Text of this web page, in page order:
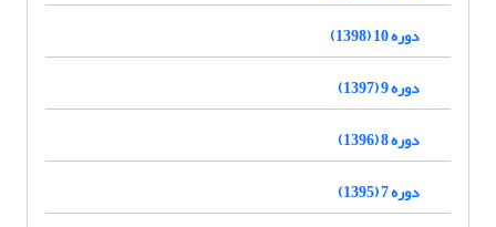
دوره 10 (1398)
دوره 9 (1397)
دوره 8 (1396)
دوره 7 (1395)